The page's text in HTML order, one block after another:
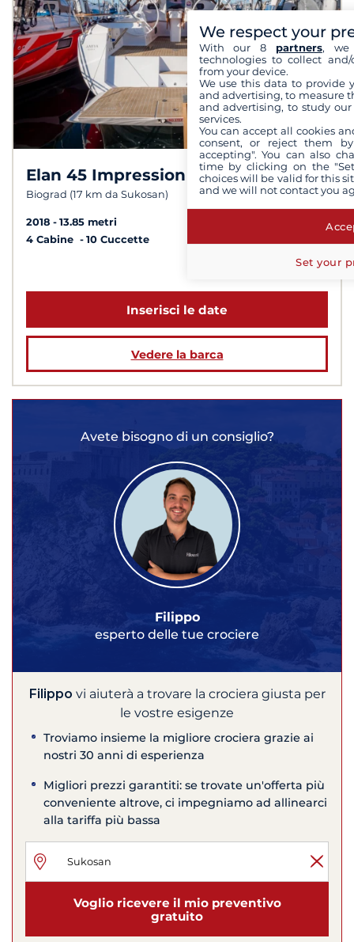
Elan 45 Impression
Biograd (17 km da Sukosan)
9,2 /10
2018
13.85 metri
4 Cabine
10 Cuccette
a partire da 1 900 €
Inserisci le date
Vedere la barca
Avete bisogno di un consiglio?
Filippo
esperto delle tue crociere
Filippo vi aiuterà a trovare la crociera giusta per
le vostre esigenze
Troviamo insieme la migliore crociera grazie ai
nostri 30 anni di esperienza
Migliori prezzi garantiti: se trovate un'offerta più
conveniente altrove, ci impegniamo ad allinearci
alla tariffa più bassa
Voglio ricevere il mio preventivo
gratuito
We respect your
With our 8 partners, we
technologies to collect
from your device.
We use this data to provide
and advertising, to measure
and advertising, to study
services.
You can accept all cookies
consent, or reject them
accepting". You can also
time by clicking on the
choices will be valid for this
and we will not contact you
Set your